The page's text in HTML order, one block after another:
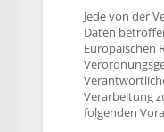
Jede von der
Daten
Europäischen
Verarbeitung
folgenden